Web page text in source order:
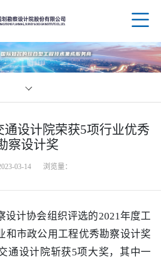
企业
领导
荣誉
业务
水运
党群
创新
人才
设计院荣获5项行业优秀
察设计奖
03-14 浏览量：
计协会组织评选的2021年度工
和市政公用工程优秀勘察设计奖
通设计院斩获5项大奖，其中一